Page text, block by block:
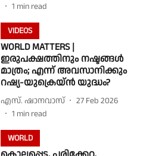
1 min read
VIDEOS
WORLD MATTERS |
ഇരുപക്ഷത്തിനും നഷ്ടങ്ങള്‍
മാത്രം; എന്ന് അവസാനിക്കും
റഷ്യ-യുക്രെയ്ന്‍ യുദ്ധം?
എസ്. ഷാനവാസ്
27 Feb 2026
1 min read
WORLD